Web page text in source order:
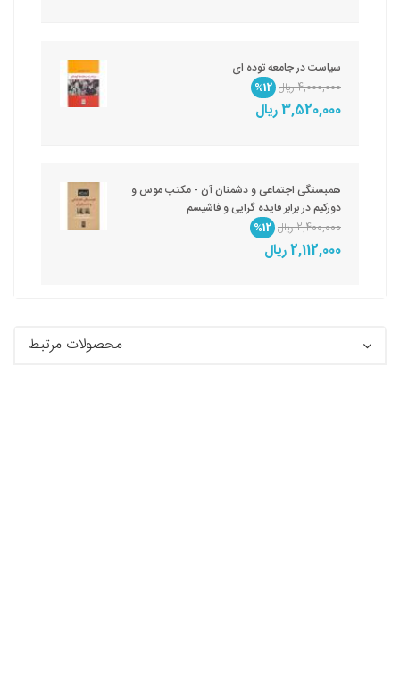
سیاست در جامعه توده ای
4,000,000 ریال
%12
3,520,000 ریال
همبستگی اجتماعی و دشمنان آن - مکتب موس و
دورکیم در برابر فایده گرایی و فاشیسم
2,400,000 ریال
%12
2,112,000 ریال
محصولات مرتبط